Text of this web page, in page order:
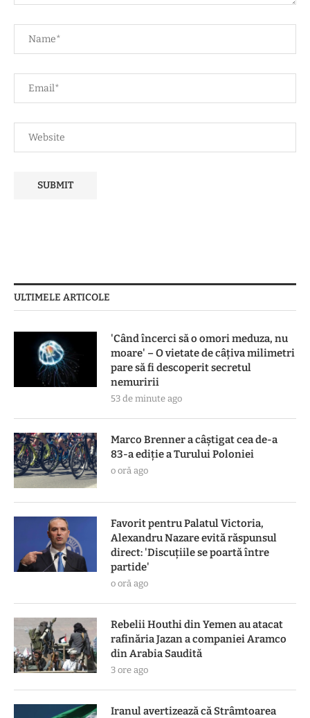
ULTIMELE ARTICOLE
'Când încerci să o omori meduza, nu
moare' – O vietate de câțiva milimetri
pare să fi descoperit secretul
nemuririi
53 de minute ago
Marco Brenner a câștigat cea de-a
83-a ediţie a Turului Poloniei
o oră ago
Favorit pentru Palatul Victoria,
Alexandru Nazare evită răspunsul
direct: 'Discuțiile se poartă între
partide'
o oră ago
Rebelii Houthi din Yemen au atacat
rafinăria Jazan a companiei Aramco
din Arabia Saudită
3 ore ago
Iranul avertizează că Strâmtoarea